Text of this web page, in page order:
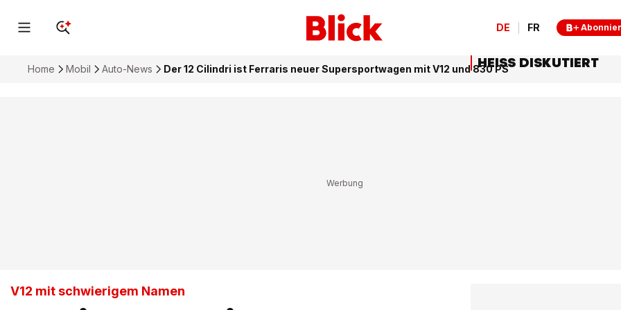
DE FR
Home Mobil Auto-News Der 12 Cilindri ist Ferraris neuer Supersportwagen mit V12 und 830 PS
V12 mit schwierigem Namen
HEISS DISKUTIERT